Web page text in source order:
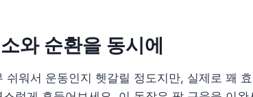
와 순환을 동시에
쉬워서 운동인지 헷갈릴 정도지만, 실제로 꽤